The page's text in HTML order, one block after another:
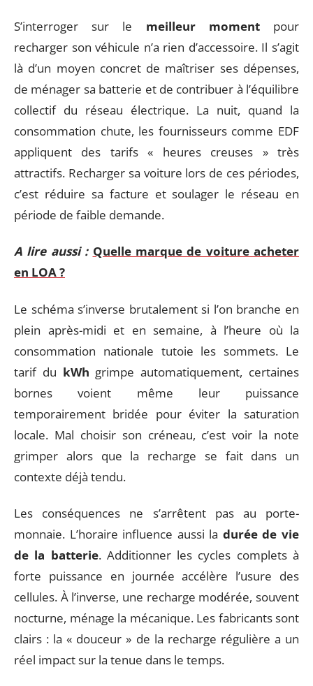
S’interroger sur le meilleur momentpour
recharger son véhicule n’a rien d’accessoire. Il s’agit
là d’un moyen concret de maîtriser ses dépenses,
de ménager sa batterie et de contribuer à l’équilibre
collectif du réseau électrique. La nuit, quand la
consommation chute, les fournisseurs comme EDF
appliquent des tarifs « heures creuses » très
attractifs. Recharger sa voiture lors de ces périodes,
c’est réduire sa facture et soulager le réseau en
période de faible demande.
A lire aussi : Quelle marque de voiture acheter
en LOA ?
Le schéma s’inverse brutalement si l’on branche en
plein après-midi et en semaine, à l’heure où la
consommation nationale tutoie les sommets. Le
tarif du kWh grimpe automatiquement, certaines
bornes voient même leur puissance
temporairement bridée pour éviter la saturation
locale. Mal choisir son créneau, c’est voir la note
grimper alors que la recharge se fait dans un
contexte déjà tendu.
Les conséquences ne s’arrêtent pas au porte-
monnaie. L’horaire influence aussi la durée de vie
de la batterie. Additionner les cycles complets à
forte puissance en journée accélère l’usure des
cellules. À l’inverse, une recharge modérée, souvent
nocturne, ménage la mécanique. Les fabricants sont
clairs : la « douceur » de la recharge régulière a un
réel impact sur la tenue dans le temps.